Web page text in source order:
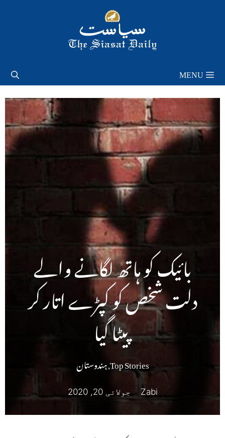
MENU
بائیک کو ہاتھ لگانے والے
دلت شخص کو کپڑے اتار کر
پیٹا گیا
Top Stories
,ہندوستان
Zabi جولائی 20, 2020